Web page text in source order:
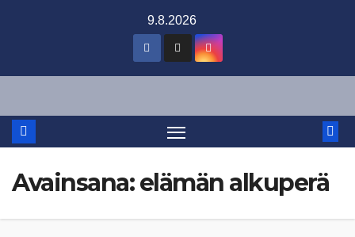
9.8.2026
Avainsana:elämän alkuperä